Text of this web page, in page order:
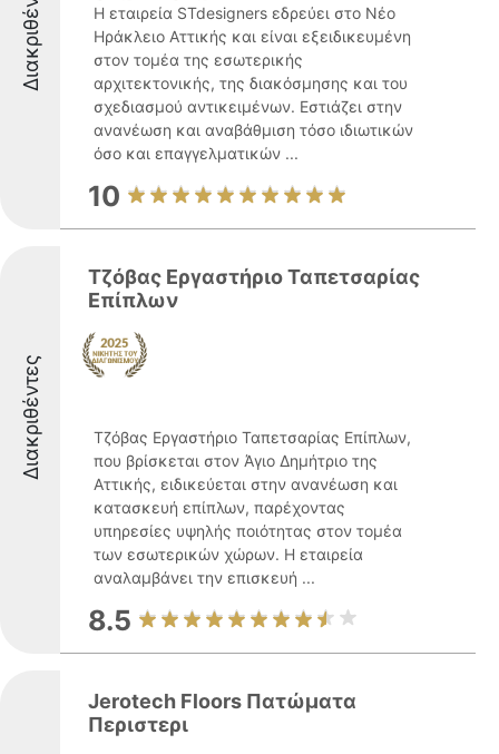
Διακριθέντες
Η εταιρεία STdesigners εδρεύει στο Νέο
Ηράκλειο Αττικής και είναι εξειδικευμένη
στον τομέα της εσωτερικής
αρχιτεκτονικής, της διακόσμησης και του
σχεδιασμού αντικειμένων. Εστιάζει στην
ανανέωση και αναβάθμιση τόσο ιδιωτικών
όσο και επαγγελματικών ...
10
Διακριθέντες
Τζόβας Εργαστήριο Ταπετσαρίας
Επίπλων
Τζόβας Εργαστήριο Ταπετσαρίας Επίπλων,
που βρίσκεται στον Άγιο Δημήτριο της
Αττικής, ειδικεύεται στην ανανέωση και
κατασκευή επίπλων, παρέχοντας
υπηρεσίες υψηλής ποιότητας στον τομέα
των εσωτερικών χώρων. Η εταιρεία
αναλαμβάνει την επισκευή ...
8.5
Jerotech Floors Πατώματα
Περιστερι